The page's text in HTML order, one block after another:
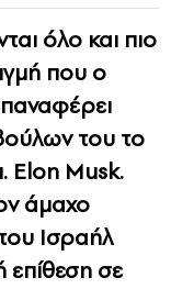
όλο και πιο
που ο
του το
Elon Musk.
άμαχο
Ισραήλ
επίθεση σε